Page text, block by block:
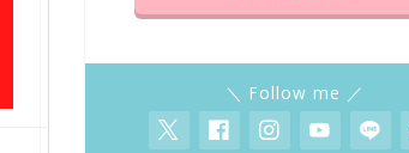
＼ Follow me ／